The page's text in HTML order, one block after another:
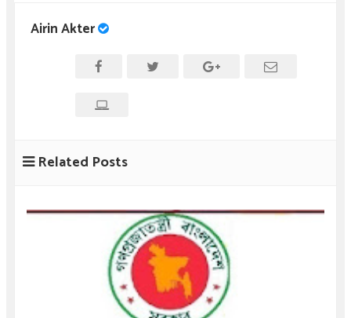
Airin Akter
Related Posts